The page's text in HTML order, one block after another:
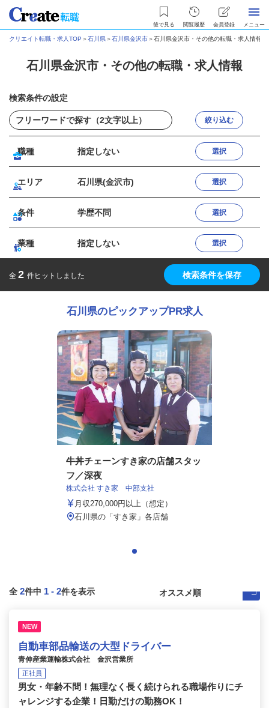
後で見る 閲覧履歴 会員登録 メニュー
クリエイト転職・求人TOP ＞石川県＞石川県金沢市＞石川県金沢市・その他の転職・求人情報
石川県金沢市・その他の転職・求人情報
検索条件の設定
絞り込む
職種 指定しない 選択
エリア 石川県(金沢市) 選択
条件 学歴不問 選択
業種 指定しない 選択
全 2 件ヒットしました 検索条件を保存
石川県のピックアップPR求人
牛丼チェーンすき家の店舗スタッ
フ／深夜
株式会社 すき家 中部支社
月収270,000円以上（想定）
石川県の「すき家」各店舗
全 2件中 1 - 2件を表示
NEW
自動車部品輸送の大型ドライバー
青伸産業運輸株式会社 金沢営業所
正社員
男女・年齢不問！無理なく長く続けられる職場作りにチ
ャレンジする企業！日勤だけの勤務OK！